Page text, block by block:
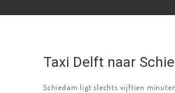
Taxi Delft naar
Schiedam ligt slechts vijftien